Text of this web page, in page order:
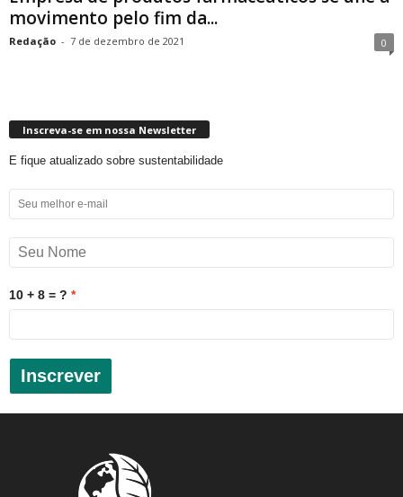
movimento pelo fim da...
Redação - 7 de dezembro de 2021 0
Inscreva-se em nossa Newsletter
E fique atualizado sobre sustentabilidade
10 + 8 = ?
Inscrever